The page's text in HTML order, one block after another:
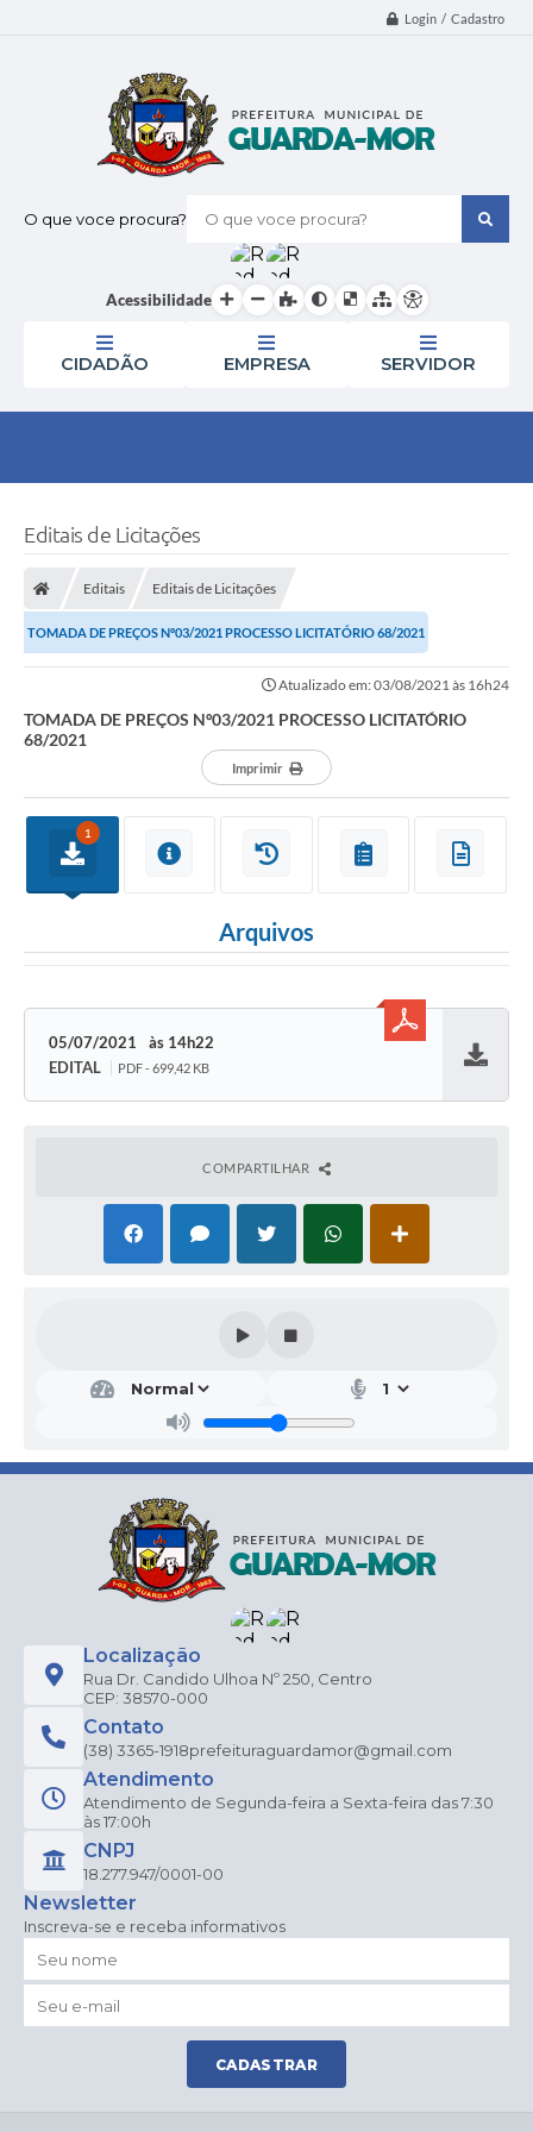
Login / Cadastro
O que voce procura?
Acessibilidade
CIDADÃO EMPRESA SERVIDOR
Editais de Licitações
Editais Editais de Licitações
TOMADA DE PREÇOS Nº03/2021 PROCESSO LICITATÓRIO 68/2021
Atualizado em: 03/08/2021 às 16h24
TOMADA DE PREÇOS Nº03/2021 PROCESSO LICITATÓRIO
68/2021
Imprimir
1
Arquivos
05/07/2021
14h22
EDITAL
PDF - 699,42 KB
COMPARTILHAR
Localização
Rua Dr. Candido Ulhoa Nº 250, Centro
CEP: 38570-000
Contato
(38) 3365-1918prefeituraguardamor@gmail.com
Atendimento
Atendimento de Segunda-feira a Sexta-feira das 7:30
às 17:00h
CNPJ
18.277.947/0001-00
Newsletter
Inscreva-se e receba informativos
CADASTRAR